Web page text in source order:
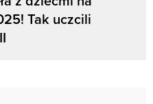
Tak uczcili